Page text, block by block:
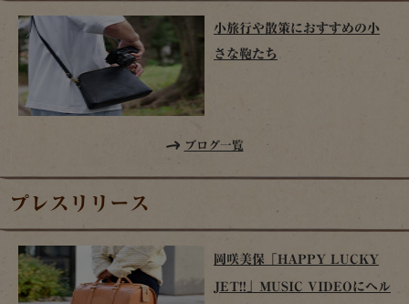
小旅行や散策におすすめの小
さな鞄たち
ブログ一覧
プレスリリース
岡咲美保「HAPPY LUCKY
JET!!」MUSIC VIDEOにヘル